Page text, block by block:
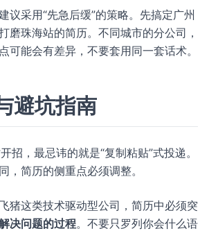
议采用“先急后缓”的策略。先搞定广州
磨珠海站的简历。不同城市的分公司，
可能会有差异，不要套用同一套话术。
避坑指南
招，最忌讳的就是“复制粘贴”式投递。
，简历的侧重点必须调整。
猪这类技术驱动型公司，简历中必须突
决问题的过程。不要只罗列你会什么语